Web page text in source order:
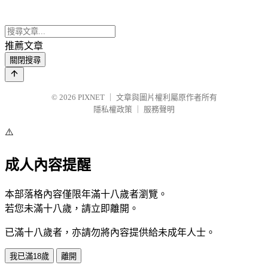
推薦文章
關閉搜尋
© 2026 PIXNET
文章與圖片權利屬原作者所有
隱私權政策
服務聲明
⚠️
成人內容提醒
本部落格內容僅限年滿十八歲者瀏覽。
若您未滿十八歲，請立即離開。
已滿十八歲者，亦請勿將內容提供給未成年人士。
我已滿18歲 離開